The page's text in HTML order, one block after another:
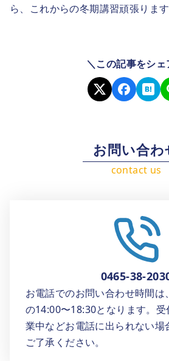
ら、これからの冬期講習頑張ります
＼この記事をシェ
お問い合わ
0465-38-
お電話でのお問い合わせ時間は
の14:00〜18:30となります。
業中などお電話に出られない場
ご了承ください。